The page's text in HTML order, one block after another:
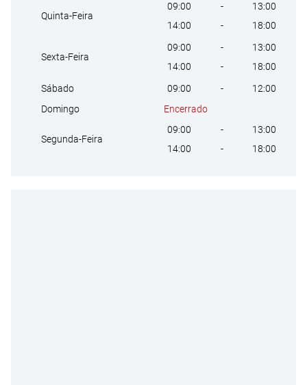
Quinta-Feira
09:00 -
13:00
14:00
- 18:00
Sexta-Feira
09:00 -
13:00
14:00
- 18:00
Sábado 09:00 -
12:00
Domingo
Encerrado
Segunda-Feira
09:00 -
13:00
14:00
- 18:00